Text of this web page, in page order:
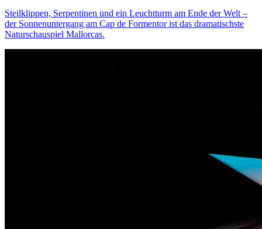
Steilklippen, Serpentinen und ein Leuchtturm am Ende der Welt –
der Sonnenuntergang am Cap de Formentor ist das dramatischste
Naturschauspiel Mallorcas.